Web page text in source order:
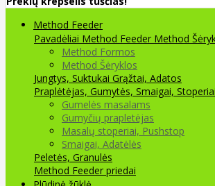
Method Feeder
Pavadėliai Method Feeder Method
Method Formos
Method Šėryklos
Jungtys, Suktukai Grąžtai, Adatos
Praplėtėjas, Gumytės, Smaigai, Stoperiai
Gumelės masalams
Gumyčių prapletėjas
Masalų stoperiai, Pushstop
Smaigai, Adatėlės
Peletės, Granulės
Method Feeder priedai